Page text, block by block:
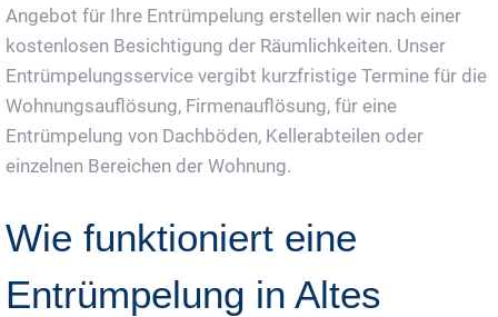
Angebot für Ihre Entrümpelung erstellen wir nach einer
kostenlosen Besichtigung der Räumlichkeiten. Unser
Entrümpelungsservice vergibt kurzfristige Termine für die
Wohnungsauflösung, Firmenauflösung, für eine
Entrümpelung von Dachböden, Kellerabteilen oder
einzelnen Bereichen der Wohnung.
Wie funktioniert eine
Entrümpelung in Altes